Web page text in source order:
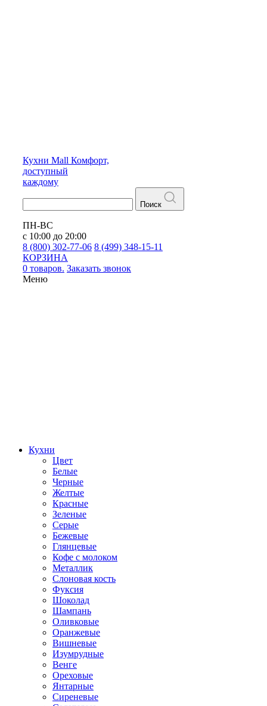
Кухни Mall Комфорт,
доступный
каждому
Поиск
ПН-ВС
с 10:00 до 20:00
8 (800) 302-77-06 8 (499) 348-15-11
КОРЗИНА
0 товаров. Заказать звонок
Меню
Кухни
Цвет
Белые
Черные
Желтые
Красные
Зеленые
Серые
Бежевые
Глянцевые
Кофе с молоком
Металлик
Слоновая кость
Фуксия
Шоколад
Шампань
Оливковые
Оранжевые
Вишневые
Изумрудные
Венге
Ореховые
Янтарные
Сиреневые